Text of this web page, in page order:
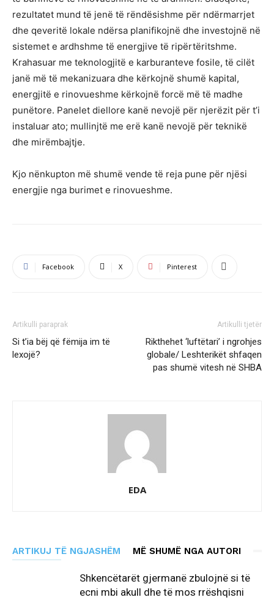
rezultatet mund të jenë të rëndësishme për ndërmarrjet
dhe qeveritë lokale ndërsa planifikojnë dhe investojnë në
sistemet e ardhshme të energjive të ripërtëritshme.
Krahasuar me teknologjitë e karburanteve fosile, të cilët
janë më të mekanizuara dhe kërkojnë shumë kapital,
energjitë e rinovueshme kërkojnë forcë më të madhe
punëtore. Panelet diellore kanë nevojë për njerëzit për t’i
instaluar ato; mullinjtë me erë kanë nevojë për teknikë
dhe mirëmbajtje.
Kjo nënkupton më shumë vende të reja pune për njësi
energjie nga burimet e rinovueshme.
Facebook X Pinterest
Artikulli paraprak
Si t’ia bëj që fëmija im të
lexojë?
Artikulli tjetër
Rikthehet ‘luftëtari’ i ngrohjes
globale/ Leshterikët shfaqen
pas shumë vitesh në SHBA
EDA
ARTIKUJ TË NGJASHËM MË SHUMË NGA AUTORI
Shkencëtarët gjermanë zbulojnë si të
ecni mbi akull dhe të mos rrëshqisni